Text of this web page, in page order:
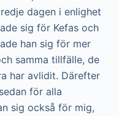
dagen i enlighet
sig för Kefas och
han sig för mer
samma tillfälle, de
har avlidit. Därefter
för alla
sig också för mig,